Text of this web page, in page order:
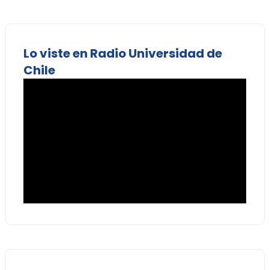
Lo viste en Radio Universidad de
Chile